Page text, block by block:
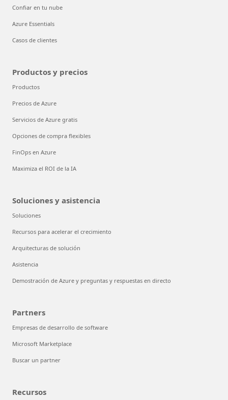
Confiar en tu nube
Azure Essentials
Casos de clientes
Productos y precios
Productos
Precios de Azure
Servicios de Azure gratis
Opciones de compra flexibles
FinOps en Azure
Maximiza el ROI de la IA
Soluciones y asistencia
Soluciones
Recursos para acelerar el crecimiento
Arquitecturas de solución
Asistencia
Demostración de Azure y preguntas y respuestas en directo
Partners
Empresas de desarrollo de software
Microsoft Marketplace
Buscar un partner
Recursos